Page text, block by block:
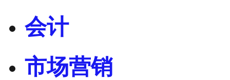
会计
市场营销